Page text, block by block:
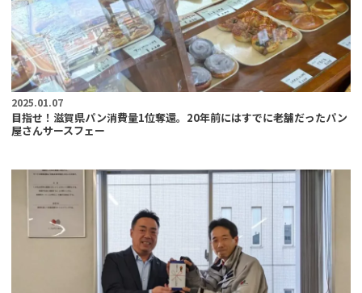
2025.01.07
目指せ！滋賀県パン消費量1位奪還。20年前にはすでに老舗だったパン
屋さんサースフェー